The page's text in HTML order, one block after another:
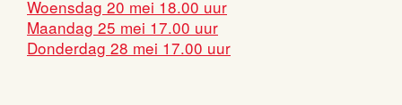
Woensdag 20 mei 18.00 uur
Maandag 25 mei 17.00 uur
Donderdag 28 mei 17.00 uur